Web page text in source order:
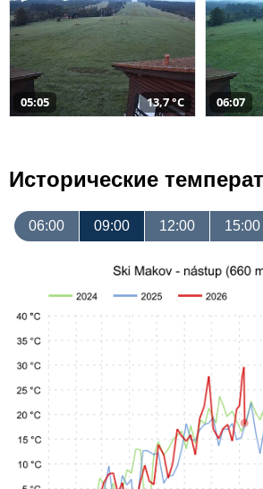
05:05 13,7 °C 06:07
Исторические
06:00 09:00 12:00 15:00